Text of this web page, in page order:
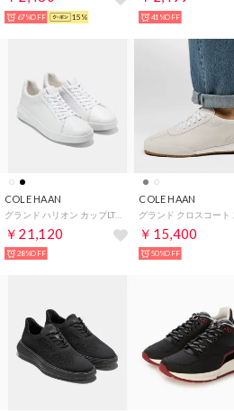
67%OFF 15% 41%OFF
COLE HAAN
￥21,120
28%OFF
COLE HAAN
￥15,400
50%OFF